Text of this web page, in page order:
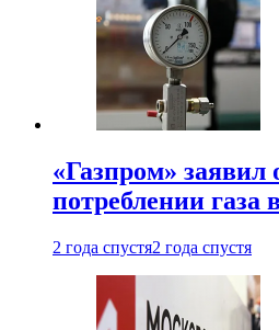
«Газпром» заявил
потреблении газа
2 года спустя2 года спустя